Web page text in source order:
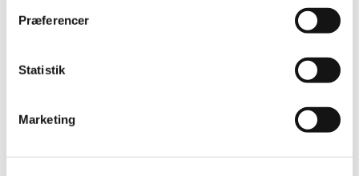
Præferencer
Statistik
Marketing